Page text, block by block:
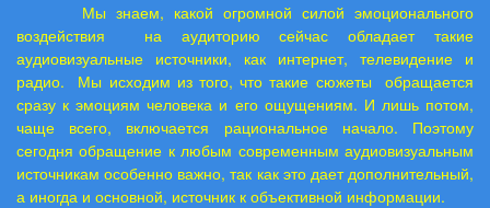
Мы знаем, какой огромной силой эмоционального
воздействия
на аудиторию сейчас обладает такие
аудиовизуальные источники, как интернет, телевидение и
радио.
Мы исходим из того, что такие сюжеты
обращается
сразу к эмоциям человека и его ощущениям. И лишь потом,
чаще всего, включается рациональное начало. Поэтому
сегодня обращение к любым современным аудиовизуальным
источникам особенно важно, так как это дает дополнительный,
а иногда и основной, источник к объективной информации.